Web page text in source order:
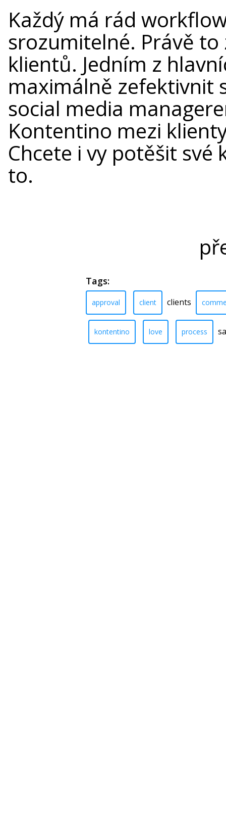
Každý má rád
srozumitelné. Právě
klientů. Jedním z
maximálně zefektivnit
social media
Kontentino mezi
Chcete i vy potěšit své
to.
Tags:
approval client clients
kontentino love process